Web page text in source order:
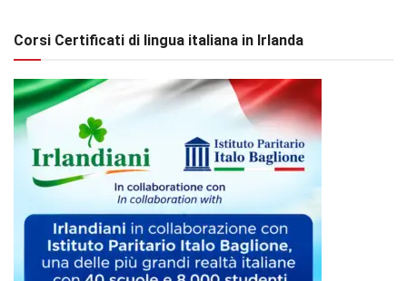
Corsi Certificati di lingua italiana in Irlanda